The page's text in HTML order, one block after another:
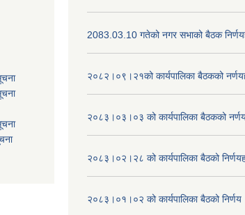
2083.03.10 गतेको नगर सभाको बैठक
२०८२।०९।२१को कार्यपालिका बैठकको
२०८३।०३।०३ को कार्यपालिका बैठकको
२०८३।०२।२८ को कार्यपालिका बैठको
२०८३।०१।०२ को कार्यपालिका बैठको निर्णय